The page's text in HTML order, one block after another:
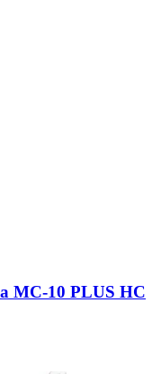
MC-10 PLUS HC